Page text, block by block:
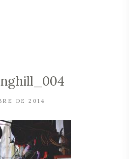
DE 2014